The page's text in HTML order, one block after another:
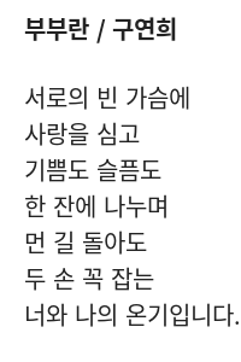
부부란 / 구연희
서로의 빈 가슴에
사랑을 심고
기쁨도 슬픔도
한 잔에 나누며
먼 길 돌아도
두 손 꼭 잡는
너와 나의 온기입니다.